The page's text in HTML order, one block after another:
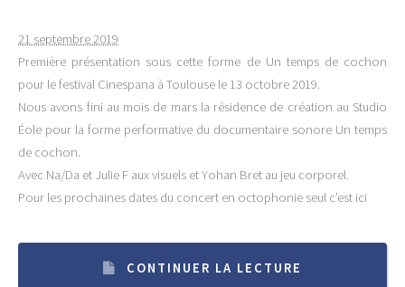
21 septembre 2019
Première présentation sous cette forme de Un temps de cochon
pour le festival Cinespana à Toulouse le 13 octobre 2019.
Nous avons fini au mois de mars la résidence de création au Studio
Éole pour la forme performative du documentaire sonore Un temps
de cochon.
Avec Na/Da et Julie F aux visuels et Yohan Bret au jeu corporel.
Pour les prochaines dates du concert en octophonie seul c’est ici
CONTINUER LA LECTURE